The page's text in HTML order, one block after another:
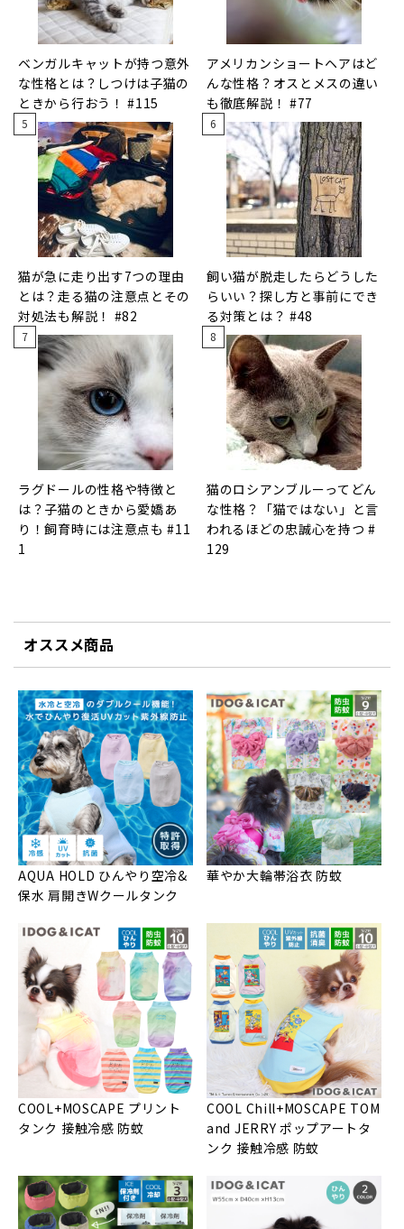
ベンガルキャットが持つ意外
な性格とは？しつけは子猫の
ときから行おう！ #115
アメリカンショートヘアはど
んな性格？オスとメスの違い
も徹底解説！ #77
猫が急に走り出す7つの理由
とは？走る猫の注意点とその
対処法も解説！ #82
飼い猫が脱走したらどうした
らいい？探し方と事前にでき
る対策とは？ #48
ラグドールの性格や特徴と
は？子猫のときから愛嬌あ
り！飼育時には注意点も #11
1
猫のロシアンブルーってどん
な性格？「猫ではない」と言
われるほどの忠誠心を持つ #
129
オススメ商品
AQUA HOLD ひんやり空冷&
保水 肩開きWクールタンク
華やか大輪帯浴衣 防蚊
COOL+MOSCAPE プリント
タンク 接触冷感 防蚊
COOL Chill+MOSCAPE TOM
and JERRY ポップアートタ
ンク 接触冷感 防蚊